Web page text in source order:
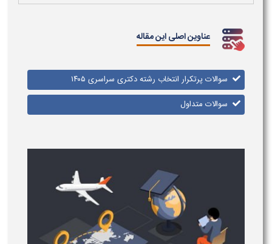
عناوین اصلی این مقاله
سوالات پرتکرار انتخاب رشته دکتری سراسری ۱۴۰۵​
سوالات متداول